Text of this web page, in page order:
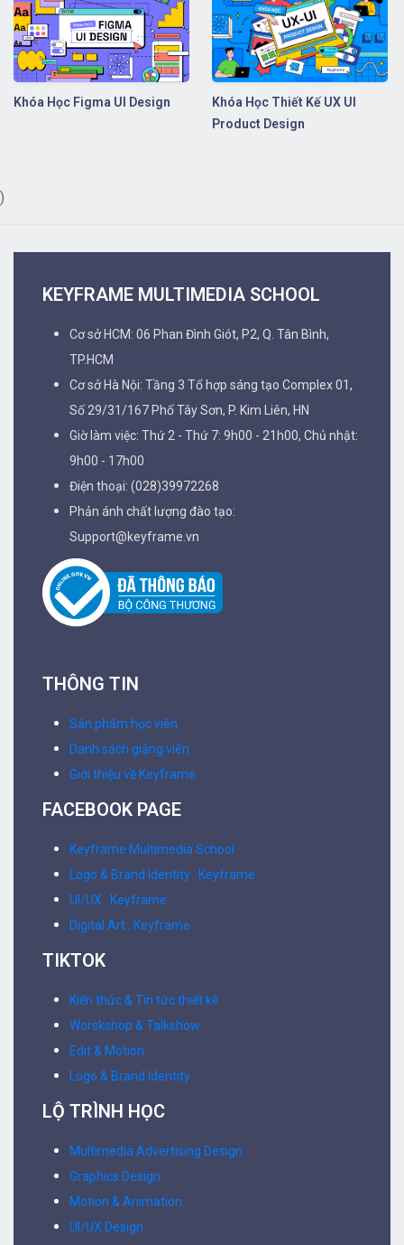
Khóa Học Figma UI Design
Khóa Học Thiết Kế UX UI
Product Design
)
KEYFRAME MULTIMEDIA SCHOOL
Cơ sở HCM: 06 Phan Đình Giót, P2, Q. Tân Bình,
TP.HCM
Cơ sở Hà Nội: Tầng 3 Tổ hợp sáng tạo Complex 01,
Số 29/31/167 Phố Tây Sơn, P. Kim Liên, HN
Giờ làm việc: Thứ 2 - Thứ 7: 9h00 - 21h00, Chủ nhật:
9h00 - 17h00
Điện thoại: (028)39972268
Phản ánh chất lượng đào tạo:
Support@keyframe.vn
THÔNG TIN
Sản phẩm học viên
Danh sách giảng viên
Giới thiệu về Keyframe
FACEBOOK PAGE
Keyframe Multimedia School
Logo & Brand Identity . Keyframe
UI/UX . Keyframe
Digital Art . Keyframe
TIKTOK
Kiến thức & Tin tức thiết kế
Worskshop & Talkshow
Edit & Motion
Logo & Brand Identity
LỘ TRÌNH HỌC
Multimedia Advertising Design
Graphics Design
Motion & Animation
UI/UX Design